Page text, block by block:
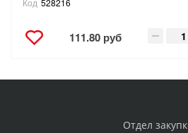
Код 528216
111.80 руб
Отдел